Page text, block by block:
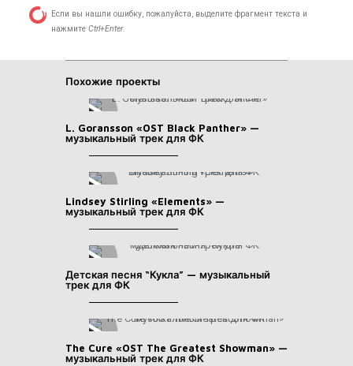
Если вы нашли ошибку, пожалуйста, выделите фрагмент текста и
нажмите Ctrl+Enter.
Похожие проекты
L. Goransson «OST Black Panther» —
музыкальный трек для ФК
Lindsey Stirling «Elements» —
музыкальный трек для ФК
Детская песня “Кукла” — музыкальный
трек для ФК
The Cure «OST The Greatest Showman» —
музыкальный трек для ФК